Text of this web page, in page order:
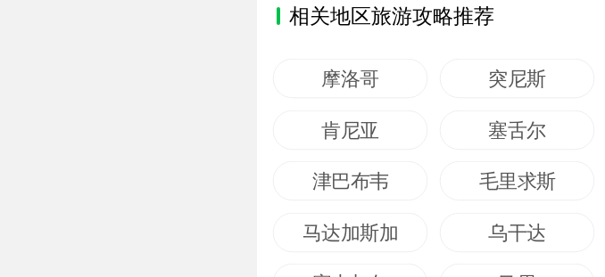
相关地区旅游攻略推荐
摩洛哥 突尼斯
肯尼亚 塞舌尔
津巴布韦 毛里求斯
马达加斯加 乌干达